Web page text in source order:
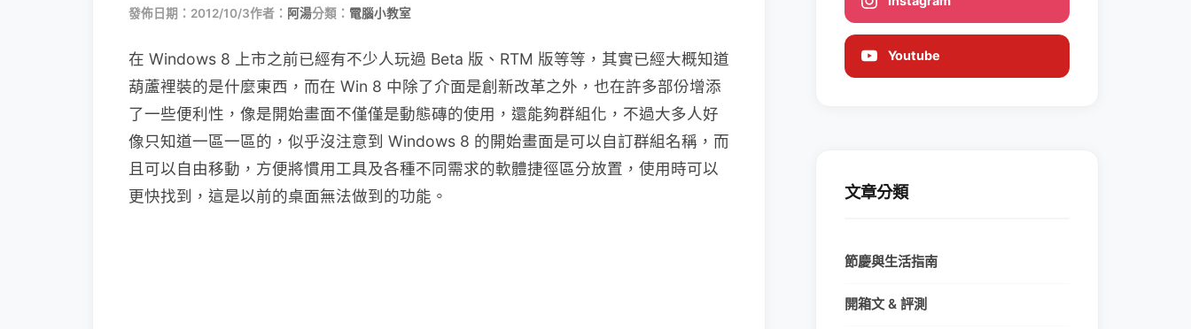
發佈日期：2012/10/3作者： 阿湯分類： 電腦小教室
在 Windows 8 上市之前已經有不少人玩過 Beta 版、RTM 版等等，其實已經大概知道
葫蘆裡裝的是什麼東西，而在 Win 8 中除了介面是創新改革之外，也在許多部份增添
了一些便利性，像是開始畫面不僅僅是動態磚的使用，還能夠群組化，不過大多人好
像只知道一區一區的，似乎沒注意到 Windows 8 的開始畫面是可以自訂群組名稱，而
且可以自由移動，方便將慣用工具及各種不同需求的軟體捷徑區分放置，使用時可以
更快找到，這是以前的桌面無法做到的功能。
Youtube
文章分類
節慶與生活指南
開箱文 & 評測